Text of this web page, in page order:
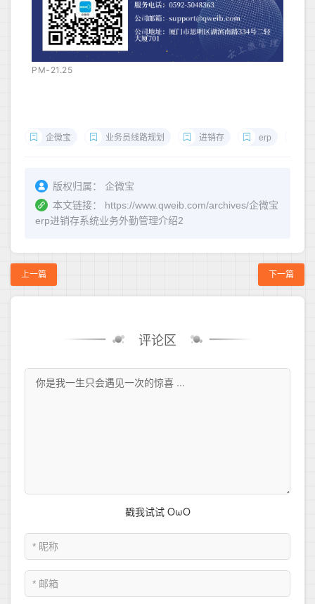
PM-21.25
企微宝 业务员线路规划 进销存 erp
版权归属：
企微宝
本文链接：
https://www.qweib.com/archives/企微宝
erp进销存系统业务外勤管理介绍2
上一篇 下一篇
评论区